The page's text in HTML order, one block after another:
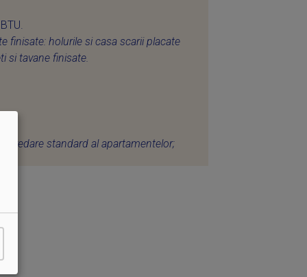
finisate: holurile si casa scarii placate
si tavane finisate.
predare standard al apartamentelor;